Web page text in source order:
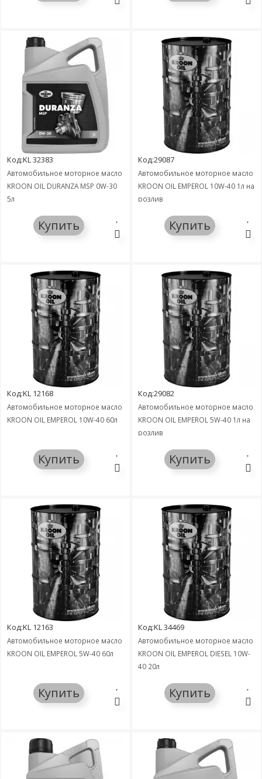
Код:KL 32383
Автомобильное моторное масло
KROON OIL DURANZA MSP 0W-30
5л
Купить
Код:29087
Автомобильное моторное масло
KROON OIL EMPEROL 10W-40 1л на
розлив
Купить
Код:KL 12168
Автомобильное моторное масло
KROON OIL EMPEROL 10W-40 60л
Купить
Код:29082
Автомобильное моторное масло
KROON OIL EMPEROL 5W-40 1л на
розлив
Купить
Код:KL 12163
Автомобильное моторное масло
KROON OIL EMPEROL 5W-40 60л
Купить
Код:KL 34469
Автомобильное моторное масло
KROON OIL EMPEROL DIESEL 10W-
40 20л
Купить